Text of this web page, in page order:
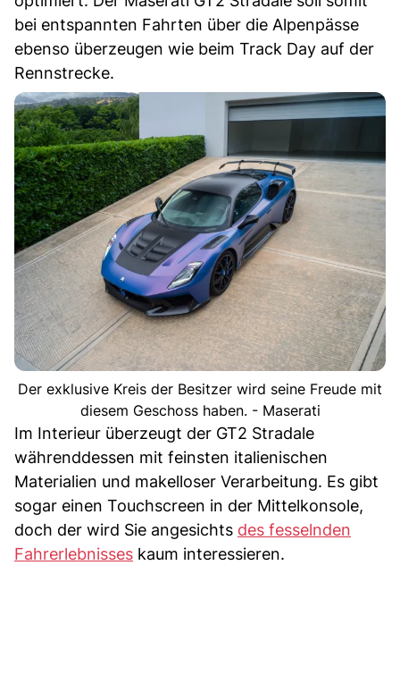
bei entspannten Fahrten über die Alpenpässe
ebenso überzeugen wie beim Track Day auf der
Rennstrecke.
Der exklusive Kreis der Besitzer wird seine Freude mit
diesem Geschoss haben. - Maserati
Im Interieur überzeugt der GT2 Stradale
währenddessen mit feinsten italienischen
Materialien und makelloser Verarbeitung. Es gibt
sogar einen Touchscreen in der Mittelkonsole,
doch der wird Sie angesichts des fesselnden
Fahrerlebnisses kaum interessieren.